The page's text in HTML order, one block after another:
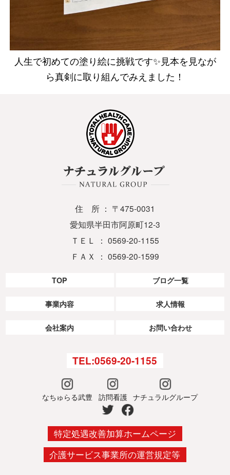
人生で初めての塗り絵に挑戦です✨見本を見なが
ら真剣に取り組んでみえました！
住 所 ： 〒475-0031
愛知県半田市阿原町12-3
ＴＥＬ ： 0569-20-1155
ＦＡＸ ： 0569-20-1599
TOP
事業内容
会社案内
ブログ一覧
求人情報
お問い合わせ
TEL:0569-20-1155
なちゅらる武豊 訪問看護 ナチュラルグループ
特定処遇改善加算ホームページ
介護サービス事業所の運営規定等